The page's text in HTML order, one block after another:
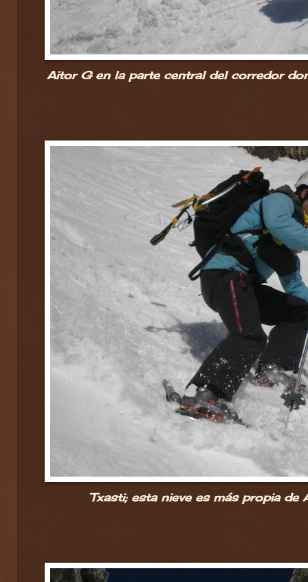
Aitor G en la parte central del corredor
Txasti; esta nieve es más propia de